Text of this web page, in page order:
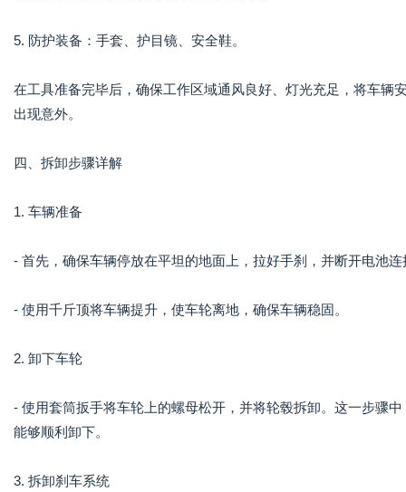
5. 防护装备：手套、护目镜、安全鞋。
在工具准备完毕后，确保工作区域通风良好、灯光充足，将车辆
出现意外。
四、拆卸步骤详解
1. 车辆准备
- 首先，确保车辆停放在平坦的地面上，拉好手刹，并断开电池
- 使用千斤顶将车辆提升，使车轮离地，确保车辆稳固。
2. 卸下车轮
- 使用套筒扳手将车轮上的螺母松开，并将轮毂拆卸。这一步骤
能够顺利卸下。
3. 拆卸刹车系统